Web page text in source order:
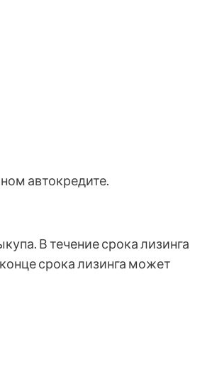
автокредите.
В течение срока лизинга
срока лизинга может